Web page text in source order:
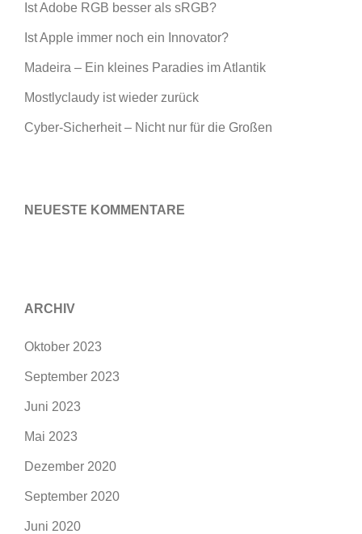
Ist Adobe RGB besser als sRGB?
Ist Apple immer noch ein Innovator?
Madeira – Ein kleines Paradies im Atlantik
Mostlyclaudy ist wieder zurück
Cyber-Sicherheit – Nicht nur für die Großen
NEUESTE KOMMENTARE
ARCHIV
Oktober 2023
September 2023
Juni 2023
Mai 2023
Dezember 2020
September 2020
Juni 2020